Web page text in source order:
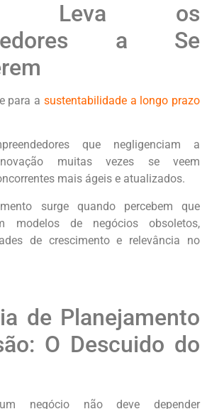
Leva os
a Se
para a sustentabilidade a longo prazo
que negligenciam a
muitas vezes se veem
mais ágeis e atualizados.
surge quando percebem que
modelos de negócios obsoletos,
de crescimento e relevância no
de Planejamento
O Descuido do
negócio não deve depender